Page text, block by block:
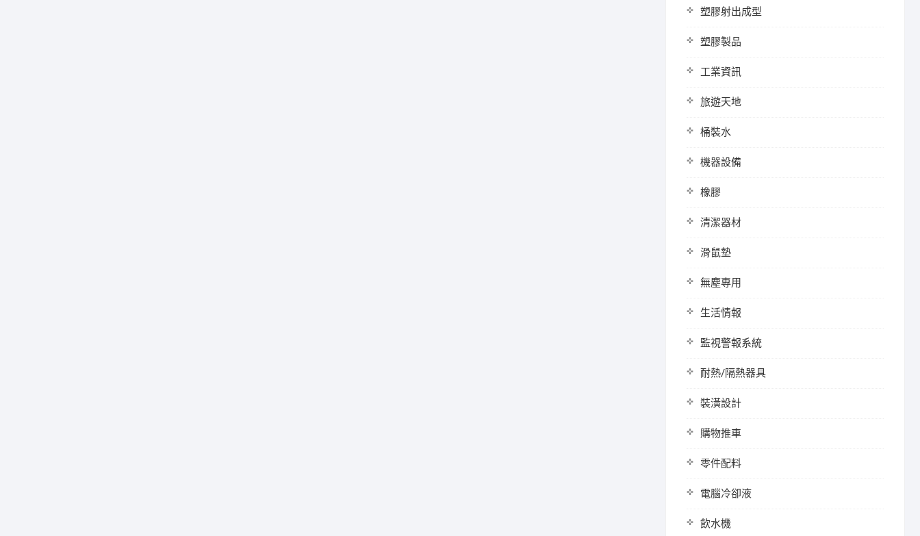
塑膠射出成型
塑膠製品
工業資訊
旅遊天地
桶裝水
機器設備
橡膠
清潔器材
滑鼠墊
無塵專用
生活情報
監視警報系統
耐熱/隔熱器具
裝潢設計
購物推車
零件配料
電腦冷卻液
飲水機